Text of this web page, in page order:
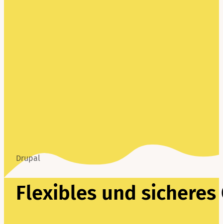
Drupal
Flexibles und